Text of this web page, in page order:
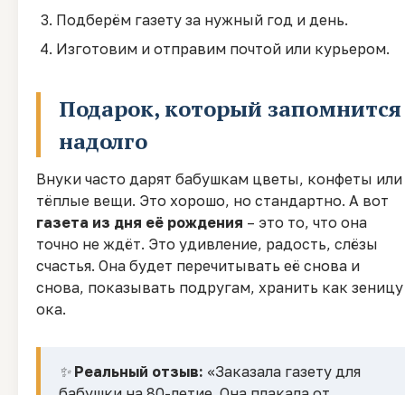
Подберём газету за нужный год и день.
Изготовим и отправим почтой или курьером.
Подарок, который запомнится
надолго
Внуки часто дарят бабушкам цветы, конфеты или
тёплые вещи. Это хорошо, но стандартно. А вот
газета из дня её рождения – это то, что она
точно не ждёт. Это удивление, радость, слёзы
счастья. Она будет перечитывать её снова и
снова, показывать подругам, хранить как зеницу
ока.
✨ Реальный отзыв: «Заказала газету для